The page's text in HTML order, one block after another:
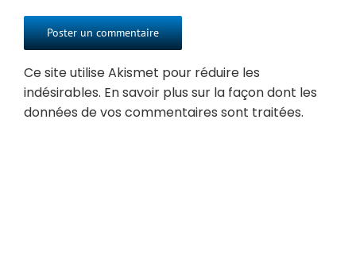
Ce site utilise Akismet pour réduire les
indésirables. En savoir plus sur la façon dont les
données de vos commentaires sont traitées.